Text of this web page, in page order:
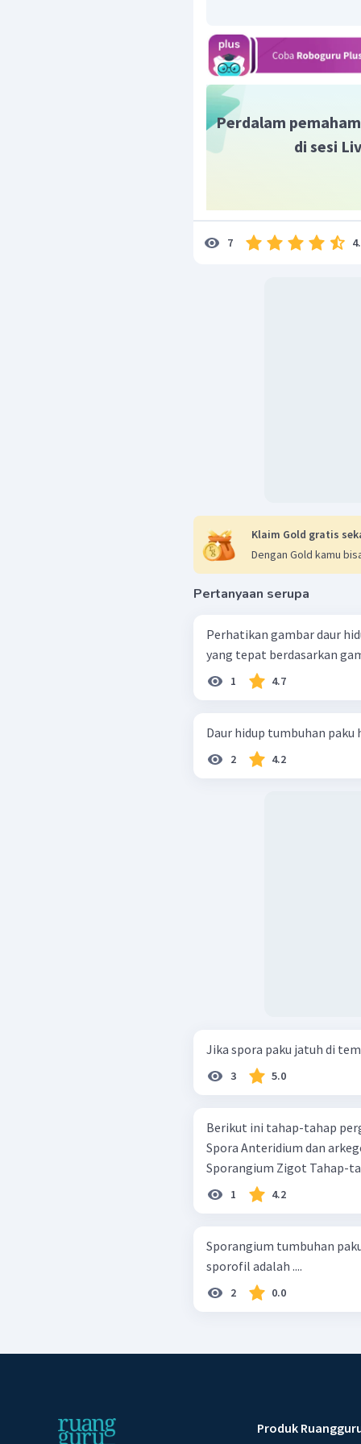
Perdalam
di sesi
7
Klaim Gold gratis
Dengan Gold kamu
Pertanyaan serupa
Perhatikan gambar daur hidup
yang tepat berdasarkan
1 4.7
Daur hidup tumbuhan paku
2 4.2
Jika spora paku jatuh di
3 5.0
Berikut ini tahap-tahap
Spora Anteridium dan arkegonium Tumbuhan paku Protalium
Sporangium
1 4.2
Sporangium tumbuhan
sporofil adalah ....
2 0.0
Produk